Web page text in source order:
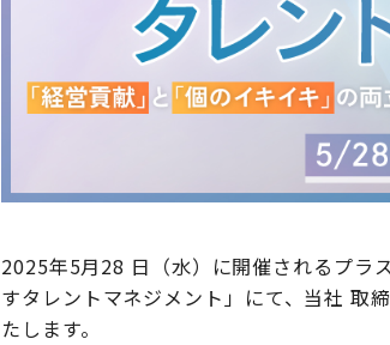
2025年5月28 日（水）に開催されるプラ
すタレントマネジメント」にて、当社 取
たします。